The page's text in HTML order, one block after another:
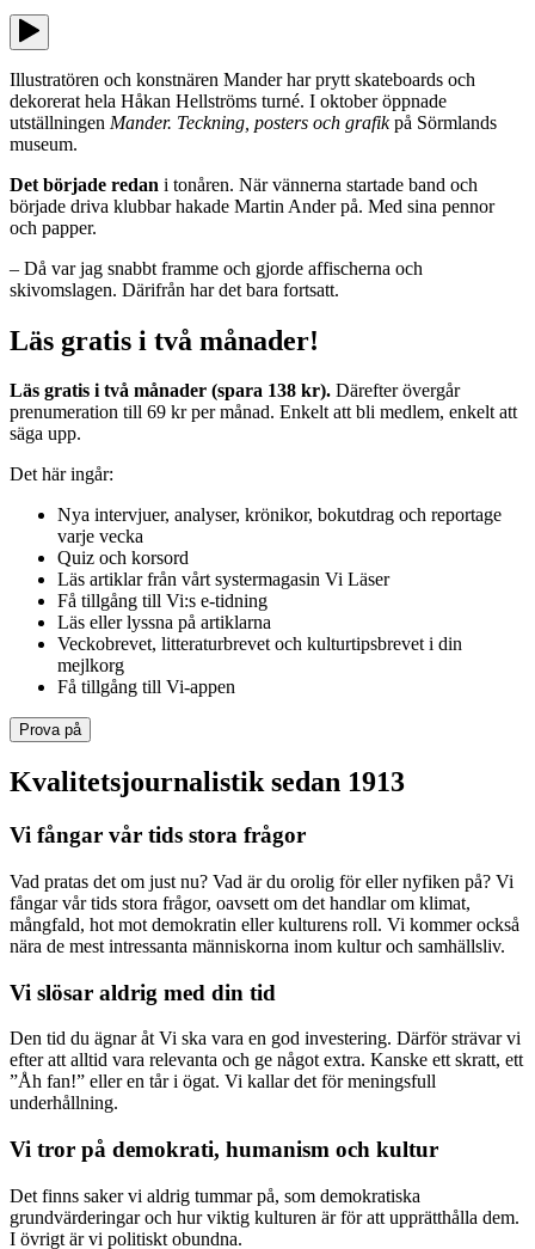
Illustratören och konstnären Mander har prytt skateboards och
dekorerat hela Håkan Hellströms turné. I oktober öppnade
utställningen Mander. Teckning, posters och grafikpå Sörmlands
museum.
Det började redan i tonåren. När vännerna startade band och
började driva klubbar hakade Martin Ander på. Med sina pennor
och papper.
– Då var jag snabbt framme och gjorde affischerna och
skivomslagen. Därifrån har det bara fortsatt.
Läs gratis i två månader!
Läs gratis i två månader (spara 138 kr). Därefter övergår
prenumeration till 69 kr per månad. Enkelt att bli medlem, enkelt att
säga upp.
Det här ingår:
Nya intervjuer, analyser, krönikor, bokutdrag och reportage
varje vecka
Quiz och korsord
Läs artiklar från vårt systermagasin Vi Läser
Få tillgång till Vi:s e-tidning
Läs eller lyssna på artiklarna
Veckobrevet, litteraturbrevet och kulturtipsbrevet i din
mejlkorg
Få tillgång till Vi-appen
Prova på
Kvalitetsjournalistik sedan 1913
Vi fångar vår tids stora frågor
Vad pratas det om just nu? Vad är du orolig för eller nyfiken på? Vi
fångar vår tids stora frågor, oavsett om det handlar om klimat,
mångfald, hot mot demokratin eller kulturens roll. Vi kommer också
nära de mest intressanta människorna inom kultur och samhällsliv.
Vi slösar aldrig med din tid
Den tid du ägnar åt Vi ska vara en god investering. Därför strävar vi
efter att alltid vara relevanta och ge något extra. Kanske ett skratt, ett
”Åh fan!” eller en tår i ögat. Vi kallar det för meningsfull
underhållning.
Vi tror på demokrati, humanism och kultur
Det finns saker vi aldrig tummar på, som demokratiska
grundvärderingar och hur viktig kulturen är för att upprätthålla dem.
I övrigt är vi politiskt obundna.